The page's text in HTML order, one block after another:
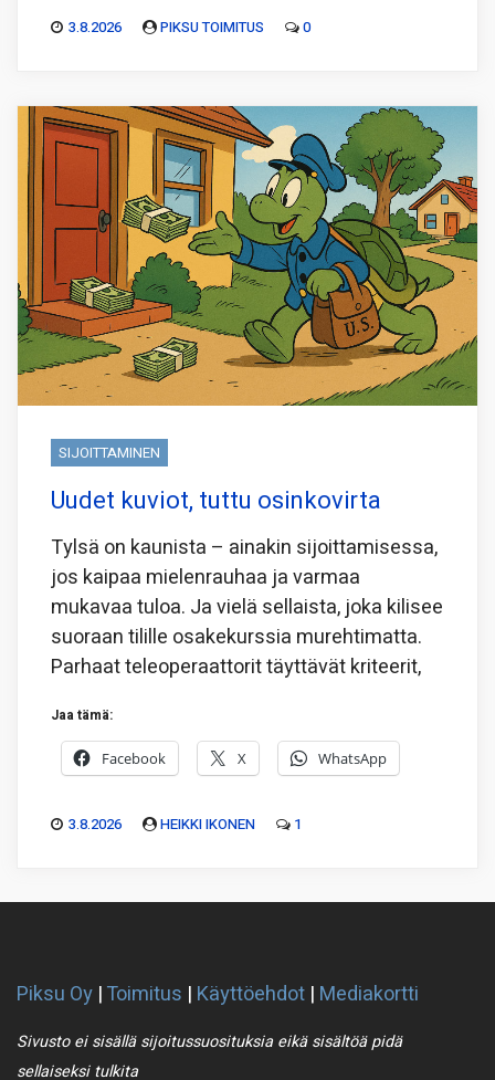
3.8.2026 PIKSU TOIMITUS 0
SIJOITTAMINEN
Uudet kuviot, tuttu osinkovirta
Tylsä on kaunista – ainakin sijoittamisessa,
jos kaipaa mielenrauhaa ja varmaa
mukavaa tuloa. Ja vielä sellaista, joka kilisee
suoraan tilille osakekurssia murehtimatta.
Parhaat teleoperaattorit täyttävät kriteerit,
Jaa tämä:
Facebook X WhatsApp
3.8.2026 HEIKKI IKONEN 1
Piksu Oy |Toimitus | Käyttöehdot | Mediakortti
Sivusto ei sisällä sijoitussuosituksia eikä sisältöä pidä
sellaiseksi tulkita